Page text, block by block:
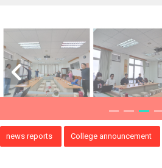
news reports College announcement